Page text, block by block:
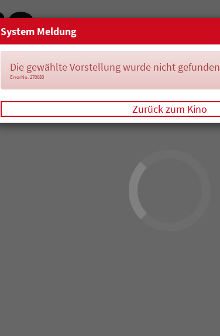
System Meldung
Die gewählte Vorstellung wurde nicht gefunden
ErrorNo. 270083
Zurück zum Kino